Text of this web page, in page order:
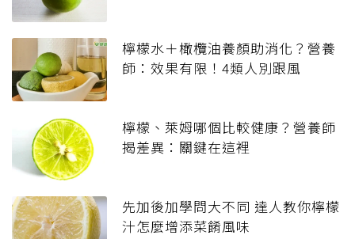
檸檬水＋橄欖油養顏助消化？營養
師：效果有限！4類人別跟風
檸檬、萊姆哪個比較健康？營養師
揭差異：關鍵在這裡
先加後加學問大不同 達人教你檸檬
汁怎麼增添菜餚風味